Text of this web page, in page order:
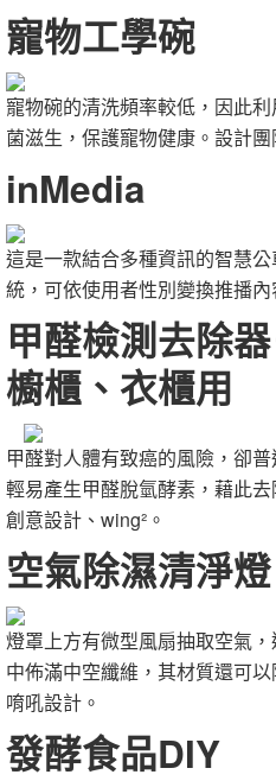
寵物工學碗
寵物碗的清洗頻率較低，因此
菌滋生，保護寵物健康。設計團
inMedia
這是一款結合多種資訊的智慧
統，可依使用者性別變換推播
甲醛檢測去除
櫥櫃、衣櫃用
甲醛對人體有致癌的風險，卻
輕易產生甲醛脫氫酵素，藉此
創意設計、wing²。
空氣除濕清淨燈
燈罩上方有微型風扇抽取空氣
中佈滿中空纖維，其材質還可
唷吼設計。
發酵食品DIY